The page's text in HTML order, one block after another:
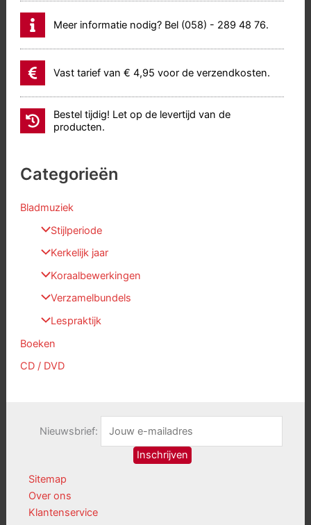
Meer informatie nodig? Bel (058) - 289 48 76.
Vast tarief van € 4,95 voor de verzendkosten.
Bestel tijdig! Let op de levertijd van de
producten.
Categorieën
Bladmuziek
Stijlperiode
Kerkelijk jaar
Koraalbewerkingen
Verzamelbundels
Lespraktijk
Boeken
CD / DVD
Nieuwsbrief:
Sitemap
Over ons
Klantenservice